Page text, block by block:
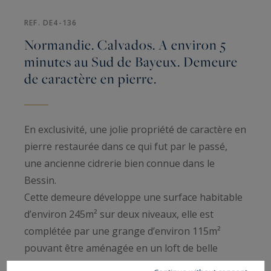
REF. DE4-136
Normandie. Calvados. A environ 5
minutes au Sud de Bayeux. Demeure
de caractère en pierre.
En exclusivité, une jolie propriété de caractère en
pierre restaurée dans ce qui fut par le passé,
une ancienne cidrerie bien connue dans le
Bessin.
Cette demeure développe une surface habitable
d’environ 245m² sur deux niveaux, elle est
complétée par une grange d’environ 115m²
pouvant être aménagée en un loft de belle
facture et des dépendances complémentaires à